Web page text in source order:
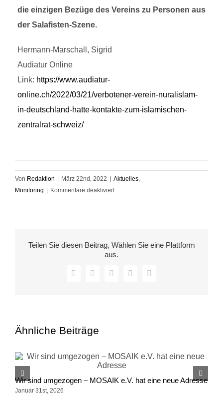
die einzigen Bezüge des Vereins zu Personen aus
der Salafisten-Szene.
Hermann-Marschall, Sigrid
Audiatur Online
Link: https://www.audiatur-
online.ch/2022/03/21/verbotener-verein-nuralislam-
in-deutschland-hatte-kontakte-zum-islamischen-
zentralrat-schweiz/
Von Redaktion März 22nd, 2022 Aktuelles,
Monitoring
Kommentare deaktiviertfür
Monitoring
–
22.03.2022
Teilen Sie diesen Beitrag, Wählen Sie eine Plattform
aus.
Facebook
X LinkedInWhatsApp
E-
Ähnliche Beiträge
Wir sind umgezogen – MOSAIK e.V. hat eine neue Adresse
Januar 31st, 2026